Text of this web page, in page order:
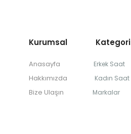
Kurumsal Kategori
Anasayfa Erkek Saat
Hakkımızda Kadın Saat
Bize Ulaşın Markalar